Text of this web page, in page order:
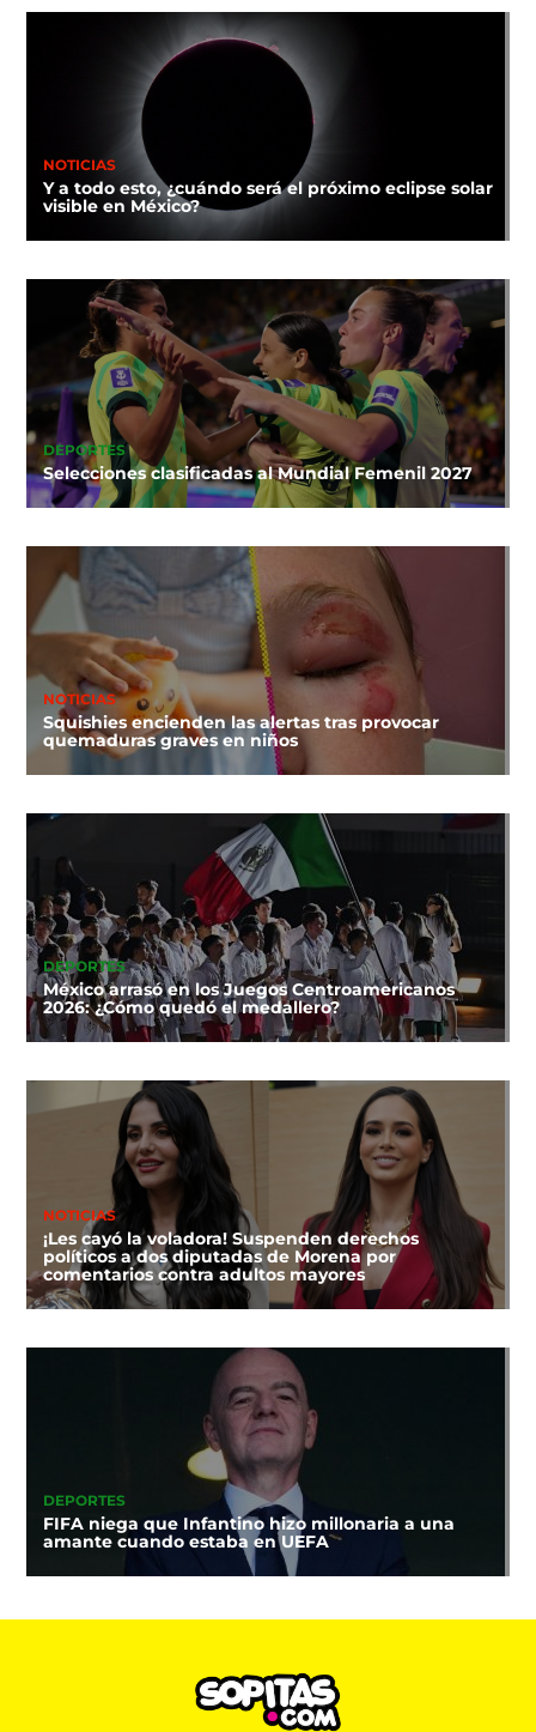
NOTICIAS
Y a todo esto, ¿cuándo será el próximo eclipse solar
visible en México?
DEPORTES
Selecciones clasificadas al Mundial Femenil 2027
NOTICIAS
Squishies encienden las alertas tras provocar
quemaduras graves en niños
DEPORTES
México arrasó en los Juegos Centroamericanos
2026: ¿Cómo quedó el medallero?
NOTICIAS
¡Les cayó la voladora! Suspenden derechos
políticos a dos diputadas de Morena por
comentarios contra adultos mayores
DEPORTES
FIFA niega que Infantino hizo millonaria a una
amante cuando estaba en UEFA